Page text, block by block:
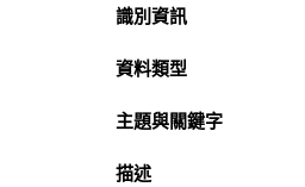
識別資訊
資料類型
主題與關鍵字
描述